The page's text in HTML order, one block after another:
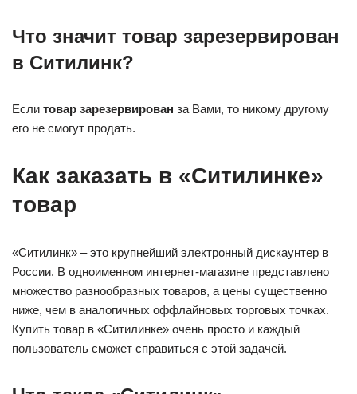
Что значит товар зарезервирован
в Ситилинк?
Если товар зарезервирован за Вами, то никому другому
его не смогут продать.
Как заказать в «Ситилинке»
товар
«Ситилинк» – это крупнейший электронный дискаунтер в
России. В одноименном интернет-магазине представлено
множество разнообразных товаров, а цены существенно
ниже, чем в аналогичных оффлайновых торговых точках.
Купить товар в «Ситилинке» очень просто и каждый
пользователь сможет справиться с этой задачей.